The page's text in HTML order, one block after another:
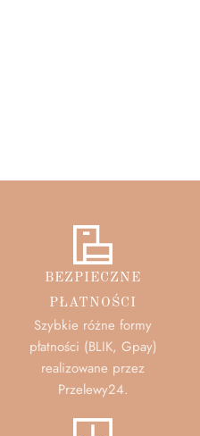
BEZPIECZNE
PŁATNOŚCI
Szybkie różne formy
płatności (BLIK, Gpay)
realizowane przez
Przelewy24.